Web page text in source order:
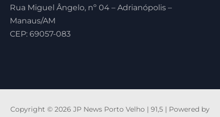
Rua Miguel Ângelo, nº 04 – Adrianópolis –
Manaus/AM
CEP: 69057-083
Copyright © 2026 JP News Porto Velho | 91,5 | Powered by